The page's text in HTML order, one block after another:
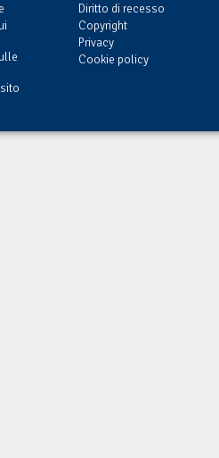
Diritto di recesso
Copyright
Privacy
Cookie policy